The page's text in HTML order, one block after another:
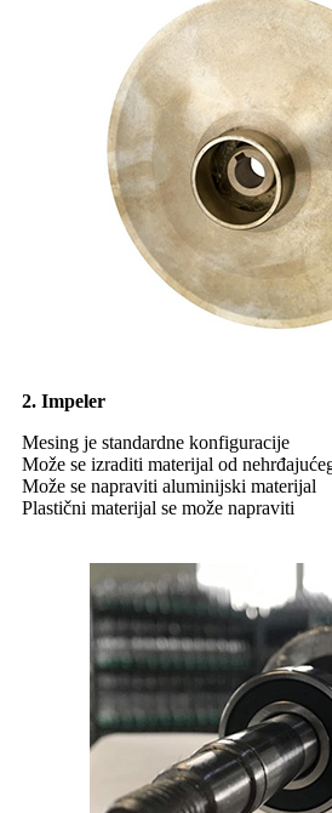
2. Impeler
Mesing je standardne konfiguracije
Može se izraditi materijal od
Može se napraviti aluminijski materijal
Plastični materijal se može napraviti